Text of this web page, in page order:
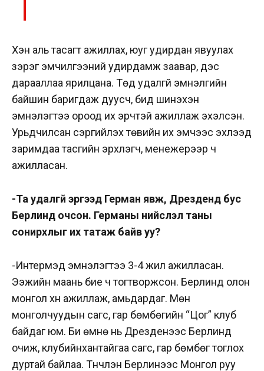
Хэн аль тасагт ажиллах, юуг удирдан явуулах
зэрэг эмчилгээний удирдамж заавар, дэс
дарааллаа ярилцана. Төд удалгүй эмнэлгийн
байшин баригдаж дуусч, бид шинэхэн
эмнэлэгтээ ороод их эрчтэй ажиллаж эхэлсэн.
Урьдчилсан сэргийлэх төвийн их эмчээс эхлээд
заримдаа тасгийн эрхлэгч, менежерээр ч
ажилласан.
-Та удалгүй эргээд Герман явж, Дрезденд бус
Берлинд очсон. Германы нийслэл таны
сонирхлыг их татаж байв уу?
-Интермэд эмнэлэгтээ 3-4 жил ажилласан.
Ээжийн маань бие ч тогтворжсон. Берлинд олон
монгол хүн ажиллаж, амьдардаг. Мөн
монголчуудын сагс, гар бөмбөгийн “Цог” клуб
байдаг юм. Би өмнө нь Дрезденээс Берлинд
очиж, клубийнхантайгаа сагс, гар бөмбөг тоглох
дуртай байлаа. Түүнчлэн Берлинээс Монгол руу